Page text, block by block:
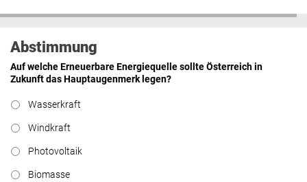
Abstimmung
Auf welche Erneuerbare Energiequelle sollte Österreich in
Zukunft das Hauptaugenmerk legen?
Wasserkraft
Windkraft
Photovoltaik
Biomasse